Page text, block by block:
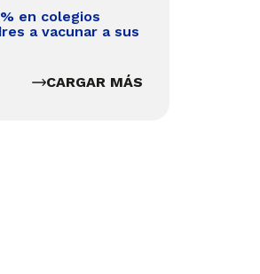
en colegios
a vacunar a sus
CARGAR MÁS